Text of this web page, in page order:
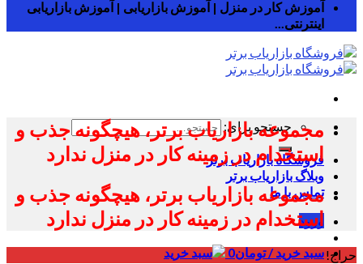
آموزش کار در منزل | آموزش بازاریابی | آموزش بازاریابی
اینترنتی...
جستجو برای:
فروشگاه بازاریاب برتر
وبلاگ بازاریاب برتر
تماس با ما
ورود
سبد خرید /تومان0
مجموعه بازاریاب برتر، هیچگونه جذب و
استخدام در زمینه کار در منزل ندارد
مجموعه بازاریاب برتر، هیچگونه جذب و
استخدام در زمینه کار در منزل ندارد
حراج!